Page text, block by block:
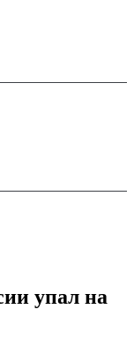
упал на